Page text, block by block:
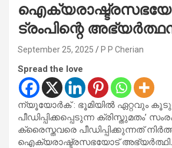
ട്രംപിന്റെ
September 25, 2025 P P Cherian
Spread the love
ന്യൂയോർക് : ഭൂമിയിൽ ഏറ്റവും
പീഡിപ്പിക്കപ്പെടുന്ന ക്രിസ്തുമതം’
ക്രൈസ്തവരെ പീഡിപ്പിക്കുന്നത്
ഐക്യരാഷ്ട്രസഭയോട്